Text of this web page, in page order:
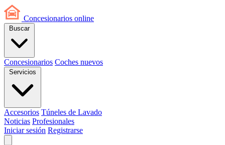
Concesionarios online
Buscar
Concesionarios Coches nuevos
Servicios
Accesorios Túneles de Lavado
Noticias Profesionales
Iniciar sesión Registrarse